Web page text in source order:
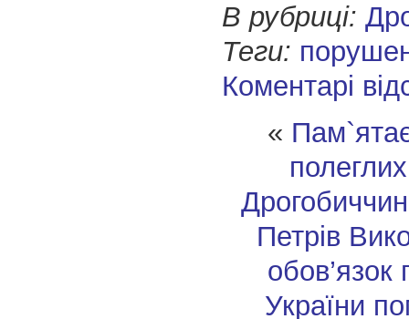
В рубриці:
Теги:
Коментарі
«
Петрів
обов’язок
України